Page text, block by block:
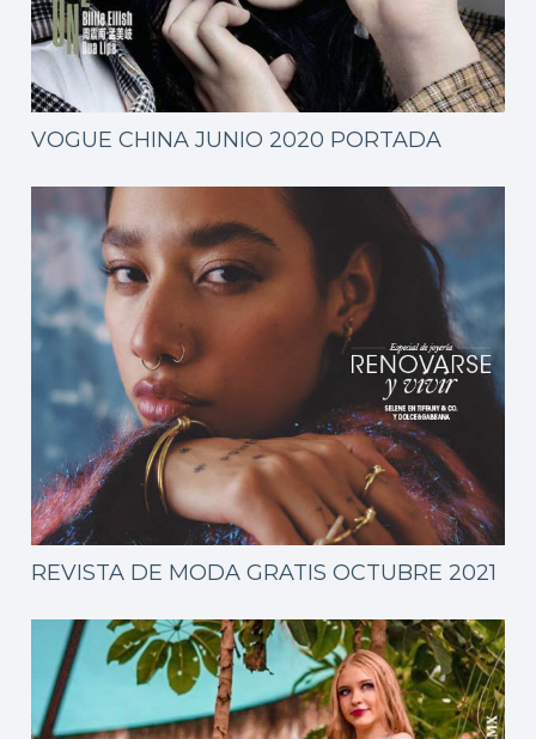
VOGUE CHINA JUNIO ​​2020 PORTADA
REVISTA DE MODA GRATIS OCTUBRE 2021